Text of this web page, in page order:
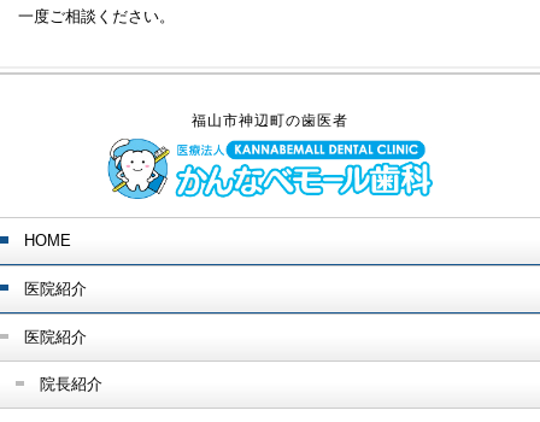
一度ご相談ください。
福山市神辺町の歯医者
HOME
医院紹介
医院紹介
院長紹介